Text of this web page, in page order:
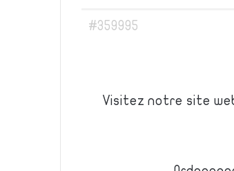
#359995
Visitez notre site